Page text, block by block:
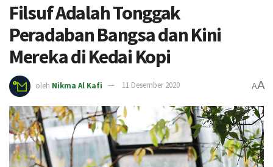
Filsuf Adalah Tonggak
Peradaban Bangsa dan Kini
Mereka di Kedai Kopi
oleh Nikma Al Kafi 11 Desember 2020 AA